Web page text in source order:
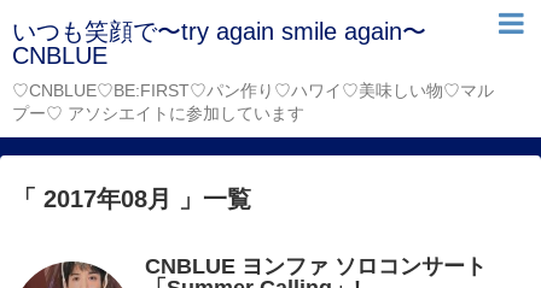
いつも笑顔で〜try again smile again〜
CNBLUE
♡CNBLUE♡BE:FIRST♡パン作り♡ハワイ♡美味しい物♡マル
プー♡ アソシエイトに参加しています
「 2017年08月 」一覧
CNBLUE ヨンファ ソロコンサート